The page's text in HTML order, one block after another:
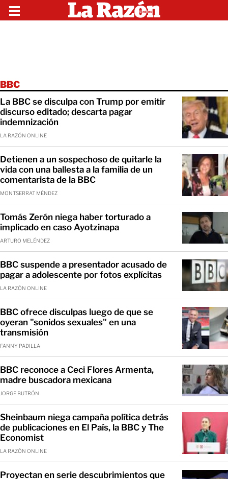
BBC
La BBC se disculpa con Trump por emitir
discurso editado; descarta pagar
indemnización
LA RAZÓN ONLINE
Detienen a un sospechoso de quitarle la
vida con una ballesta a la familia de un
comentarista de la BBC
MONTSERRAT MÉNDEZ
Tomás Zerón niega haber torturado a
implicado en caso Ayotzinapa
ARTURO MELÉNDEZ
BBC suspende a presentador acusado de
pagar a adolescente por fotos explícitas
LA RAZÓN ONLINE
BBC ofrece disculpas luego de que se
oyeran "sonidos sexuales" en una
transmisión
FANNY PADILLA
BBC reconoce a Ceci Flores Armenta,
madre buscadora mexicana
JORGE BUTRÓN
Sheinbaum niega campaña política detrás
de publicaciones en El País, la BBC y The
Economist
LA RAZÓN ONLINE
Proyectan en serie descubrimientos que